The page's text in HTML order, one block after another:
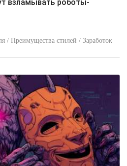
/ Преимущества стилей / Заработок